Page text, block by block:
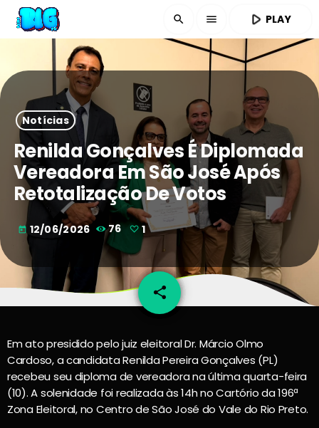
search menu play_arrow PLAY
Notícias
Renilda Gonçalves É Diplomada
Vereadora Em São José Após
Retotalização De Votos
today 12/06/2026 76 1
share
email
Em ato presidido pelo juiz eleitoral Dr. Márcio Olmo
Cardoso, a candidata Renilda Pereira Gonçalves (PL)
recebeu seu diploma de vereadora na última quarta-feira
(10). A solenidade foi realizada às 14h no Cartório da 196ª
Zona Eleitoral, no Centro de São José do Vale do Rio Preto.